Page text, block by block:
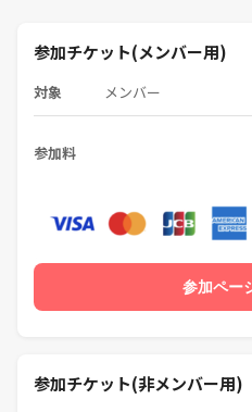
参加チケット(メンバー用)
対象 メンバー
参加料
参加ペー
参加チケット(非メンバー用)